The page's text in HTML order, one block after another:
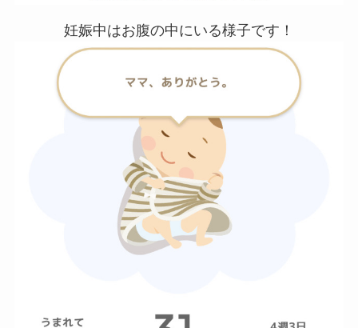
妊娠中はお腹の中にいる様子です！